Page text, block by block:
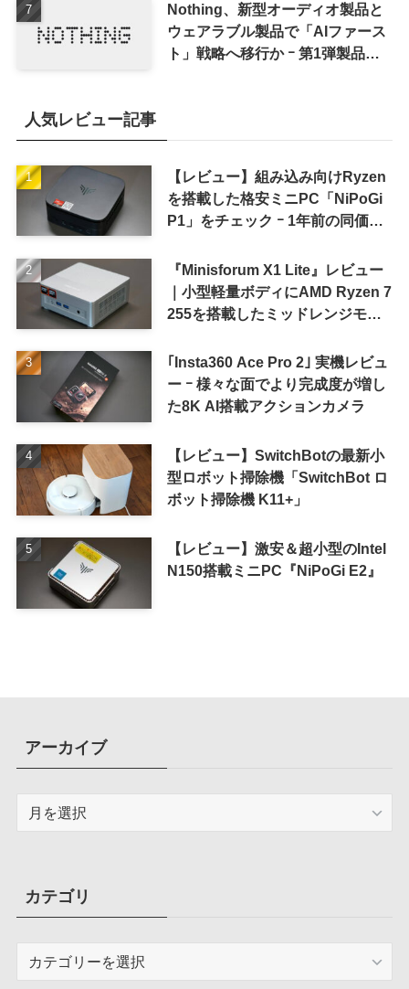
Nothing、新型オーディオ製品と
ウェアラブル製品で「AIファース
ト」戦略へ移行か ｰ 第1弾製品は
人気レビュー記事
【レビュー】組み込み向けRyzen
を搭載した格安ミニPC「NiPoGi
P1」をチェック ｰ 1年前の同価格
『Minisforum X1 Lite』レビュー
｜小型軽量ボディにAMD Ryzen 7
255を搭載したミッドレンジモデ
｢Insta360 Ace Pro 2｣ 実機レビュ
ー ｰ 様々な面でより完成度が増し
た8K AI搭載アクションカメラ
【レビュー】SwitchBotの最新小
型ロボット掃除機「SwitchBot ロ
ボット掃除機 K11+」
【レビュー】激安＆超小型のIntel
N150搭載ミニPC『NiPoGi E2』
アーカイブ
ブカテゴリ